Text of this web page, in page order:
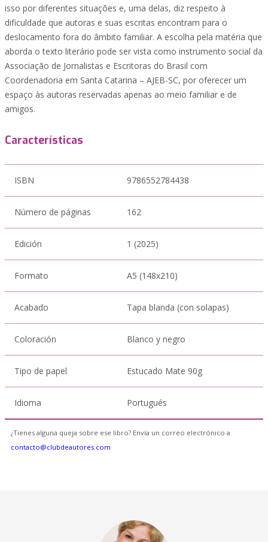
isso por diferentes situações e, uma delas, diz respeito à
dificuldade que autoras e suas escritas encontram para o
deslocamento fora do âmbito familiar. A escolha pela matéria que
aborda o texto literário pode ser vista como instrumento social da
Associação de Jornalistas e Escritoras do Brasil com
Coordenadoria em Santa Catarina – AJEB-SC, por oferecer um
espaço às autoras reservadas apenas ao meio familiar e de
amigos.
Características
ISBN 9786552784438
Número de páginas 162
Edición 1 (2025)
Formato A5 (148x210)
Acabado Tapa blanda (con solapas)
Coloración Blanco y negro
Tipo de papel Estucado Mate 90g
Idioma Portugués
¿Tienes alguna queja sobre ese libro? Envía un correo electrónico a
contacto@clubdeautores.com